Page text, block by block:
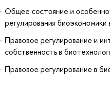
Общее состояние и
регулирования биоэкономики
Правовое регулирование и
собственность в
Правовое регулирование в